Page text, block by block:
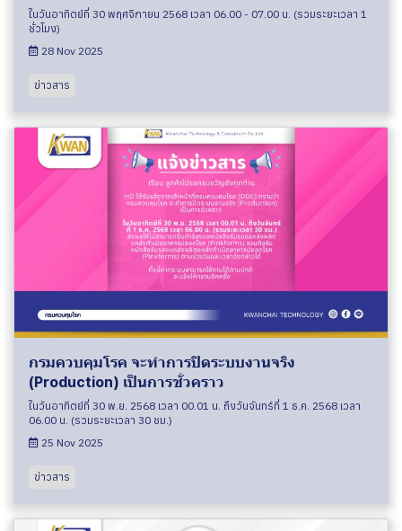
ในวันอาทิตย์ที่ 30 พฤศจิกายน 2568 เวลา 06.00 - 07.00 น. (รวมระยะเวลา 1
ชั่วโมง)
28 Nov 2025
ข่าวสาร
กรมควบคุมโรค จะทำการปิดระบบงานจริง
(Production) เป็นการชั่วคราว
ในวันอาทิตย์ที่ 30 พ.ย. 2568 เวลา 00.01 น. ถึงวันจันทร์ที่ 1 ธ.ค. 2568 เวลา
06.00 น. (รวมระยะเวลา 30 ชม.)
25 Nov 2025
ข่าวสาร